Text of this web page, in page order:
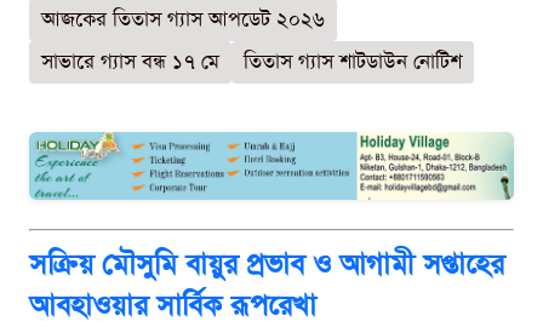
আজকের তিতাস গ্যাস আপডেট ২০২৬
সাভারে গ্যাস বন্ধ ১৭ মে
তিতাস গ্যাস শাটডাউন নোটিশ
সক্রিয় মৌসুমি বায়ুর প্রভাব ও আগামী সপ্তাহের
আবহাওয়ার সার্বিক রূপরেখা